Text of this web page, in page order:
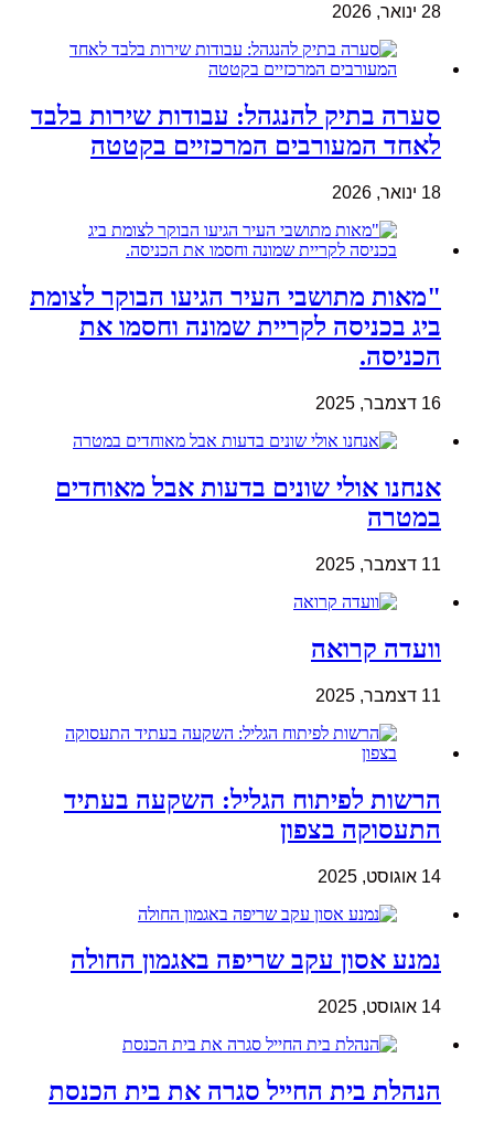
28 ינואר, 2026
סערה בתיק להנגהל: עבודות שירות בלבד
לאחד המעורבים המרכזיים בקטטה
18 ינואר, 2026
"מאות מתושבי העיר הגיעו הבוקר לצומת
ביג בכניסה לקריית שמונה וחסמו את
הכניסה.
16 דצמבר, 2025
אנחנו אולי שונים בדעות אבל מאוחדים
במטרה
11 דצמבר, 2025
וועדה קרואה
11 דצמבר, 2025
הרשות לפיתוח הגליל: השקעה בעתיד
התעסוקה בצפון
14 אוגוסט, 2025
נמנע אסון עקב שריפה באגמון החולה
14 אוגוסט, 2025
הנהלת בית החייל סגרה את בית הכנסת